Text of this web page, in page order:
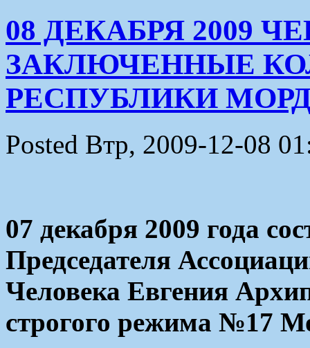
08 ДЕКАБРЯ 2009
ЗАКЛЮЧЕННЫЕ
РЕСПУБЛИКИ
Posted Втр, 2009-12-08
07 декабря 2009 года
Председателя
Человека Евгения
строгого режима №17